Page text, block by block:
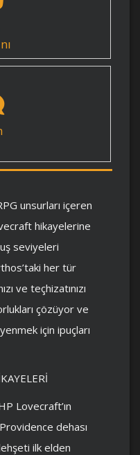
unsurları içeren
hikayelerine
seviyeleri
her tür
ve teçhizatınızı
çözüyor ve
için ipuçları
Lovecraft’ın
dehası
ilk elden